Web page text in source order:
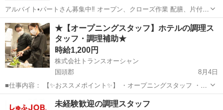
アルバイト•パートさん募集中‼︎ オープン、クローズ作業 配膳、片付
け、ホール全般 をお任せします！ ⚪︎土日祝 10:00〜15:00 ⚪︎時給
1100円 賄い付き🙆‍♀️ シフト柔軟対応 その他勤務時間、曜日相談...
沖縄 豊見城市 奥武山公園駅 レストラン
★【オープニングスタッフ】ホテルの調理ス
タッフ・調理補助★
時給1,200円
株式会社トランスオーシャン
国頭郡
8月4日
■仕事内容： 【✨おススメポイント✨】 ・オープニングスタッフ ・み
んな一緒にゼロからのスタート！ ・友達同士応募可 ・綺麗な職場 ＿
＿＿＿＿＿＿＿＿＿＿＿＿＿＿ ★7月中旬NEWOPEN★ ホテルのオー
キッチン スタッフ
未経験歓迎の調理スタッフ